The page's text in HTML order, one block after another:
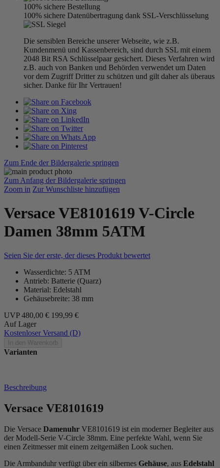
100% sichere Bestellung
100% sichere Datenübertragung dank SSL-Verschlüsselung
Die sensiblen Bereiche unserer Webseite, wie z.B.
Kundenmenü und Kassenbereich, sind durch SSL mit einem
2048 Bit RSA Schlüsselpaar gesichert. Dieses Verfahren wird
z.B. auch von Banken und Behörden verwendet um Daten
vor dem Zugriff Dritter zu schützen und gilt daher als überaus
sicher. Danke für Ihr Vertrauen!
Zum Ende der Bildergalerie springen
Zum Anfang der Bildergalerie springen
Zoom in Zur Wunschliste hinzufügen
Versace VE8101619 V-Circle
Damen 38mm 5ATM
Seien Sie der erste, der dieses Produkt bewertet
Wasserdichte: 5 ATM
Antrieb: Batterie (Quarz)
Material: Edelstahl
Gehäusebreite: 38 mm
UVP 480,00 € 199,99 €
Auf Lager
Kostenloser Versand (D)
In den Warenkorb
Varianten
Beschreibung
Versace VE8101619
Die Versace Damenuhr VE8101619 ist ein moderner Begleiter aus
der Modell-Serie V-Circle 38mm. Eine perfekte Wahl, wenn Sie
einen Zeitmesser mit einem zeitgemäßen Look suchen.
Die Armbanduhr verfügt über ein silbernes Gehäuse, aus Edelstahl